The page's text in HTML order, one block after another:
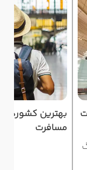
بهترین کشورهای
مسافرت